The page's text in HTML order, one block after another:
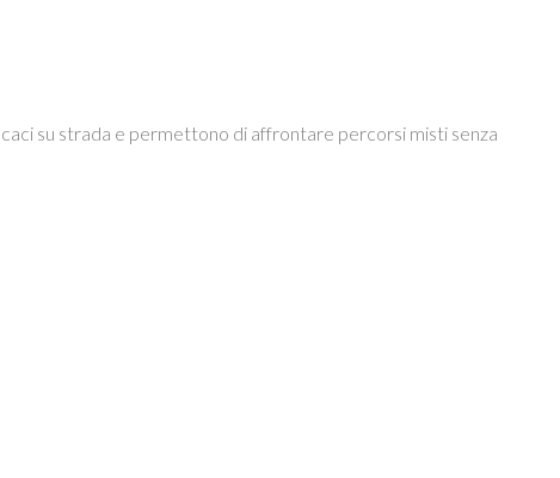
su strada e permettono di affrontare percorsi misti senza